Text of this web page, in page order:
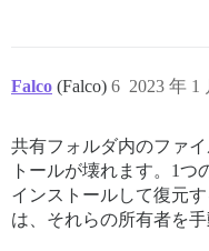
Falco (Falco) 2023 年 1
6
共有フォルダ内のファ
トールが壊れます。1
インストールして復元
は、それらの所有者を